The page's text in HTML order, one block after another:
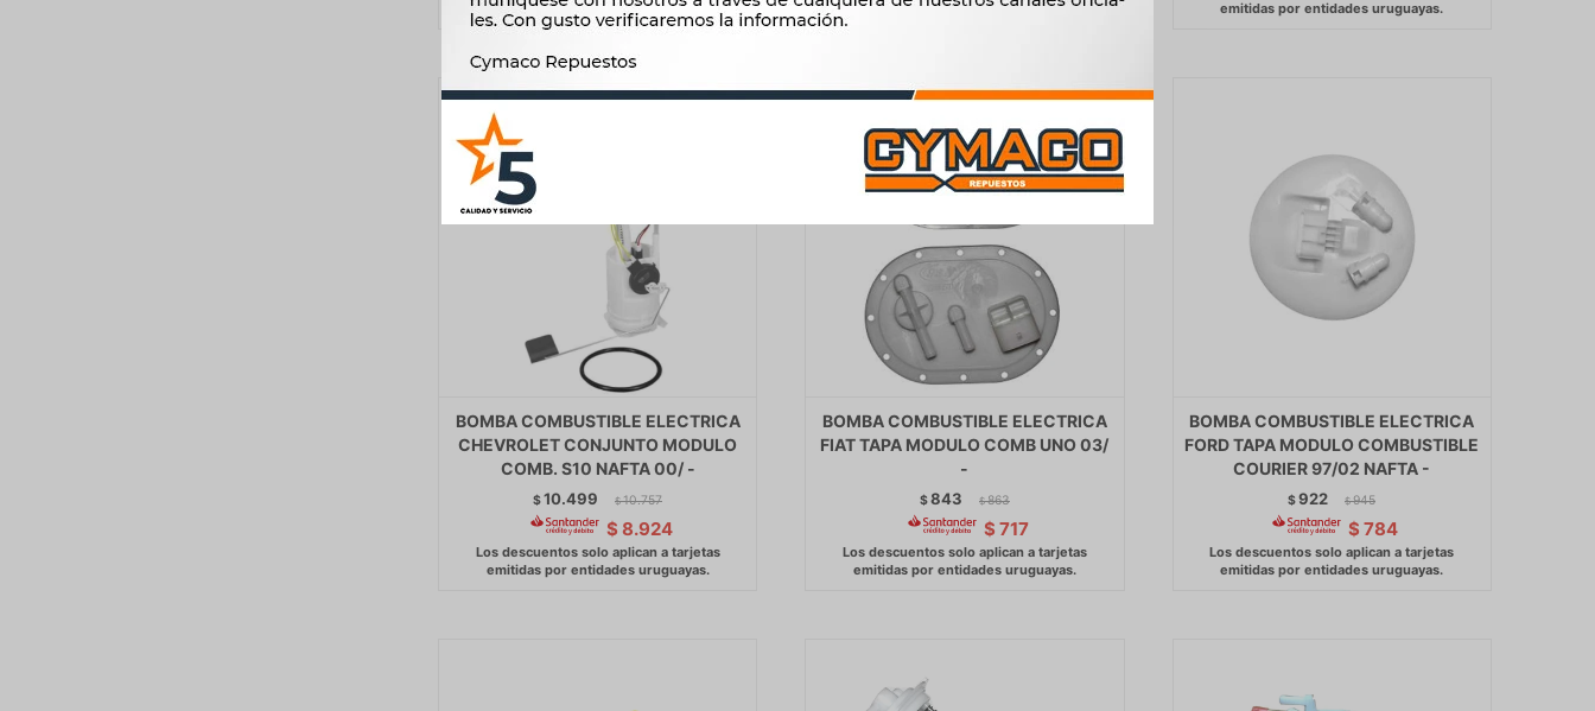
BOMBA COMBUSTIBLE ELECTRICA
CHEVROLET CONJUNTO MODULO
COMB. S10 NAFTA 00/ -
$10.499 $ 10.757
$ 8.924
BOMBA COMBUSTIBLE ELECTRICA
FIAT TAPA MODULO COMB UNO 03/
-
$843 $ 863
$ 717
BOMBA COMBUSTIBLE ELECTRICA
FORD TAPA MODULO COMBUSTIBLE
COURIER 97/02 NAFTA -
$922 $ 945
$ 784